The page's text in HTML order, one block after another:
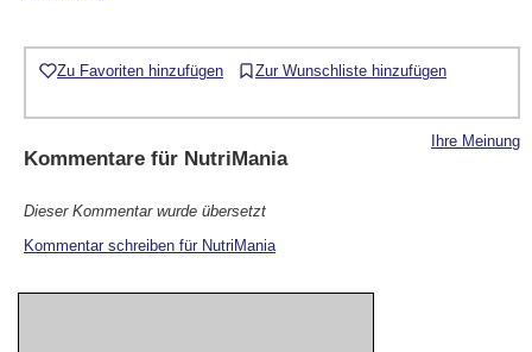
Zu Favoriten hinzufügen Zur Wunschliste hinzufügen
Ihre Meinung
Kommentare für NutriMania
Dieser Kommentar wurde übersetzt
Kommentar schreiben für NutriMania